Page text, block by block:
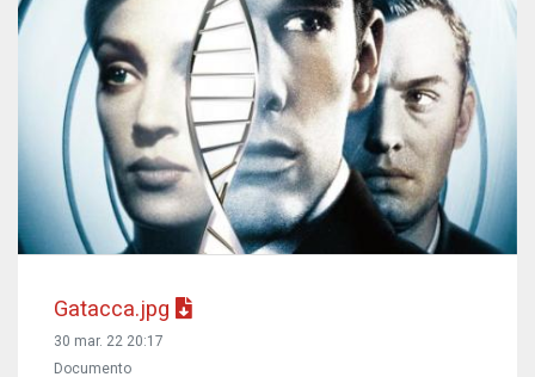
Gatacca.jpg
30 mar. 22 20:17
Documento